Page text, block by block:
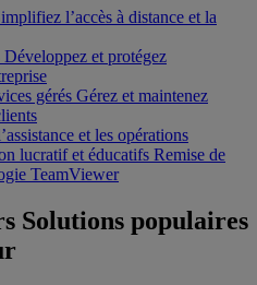
l’accès à distance et la
Développez et protégez
gérés Gérez et maintenez
et les opérations
lucratif et éducatifs Remise de
TeamViewer
Solutions populaires